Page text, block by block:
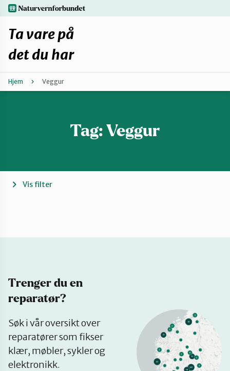
Hopp
til
hovedinnhold
Forbehold
Mitt navn
Møt reparatørene
Om oss
naturvernforbundet.no
Ta vare på
det du har
Hjem Veggur
Tag: Veggur
Vis filter
Trenger du en
reparatør?
Søk i vår oversikt over
reparatører som fikser
klær, møbler, sykler og
elektronikk.
på
kart